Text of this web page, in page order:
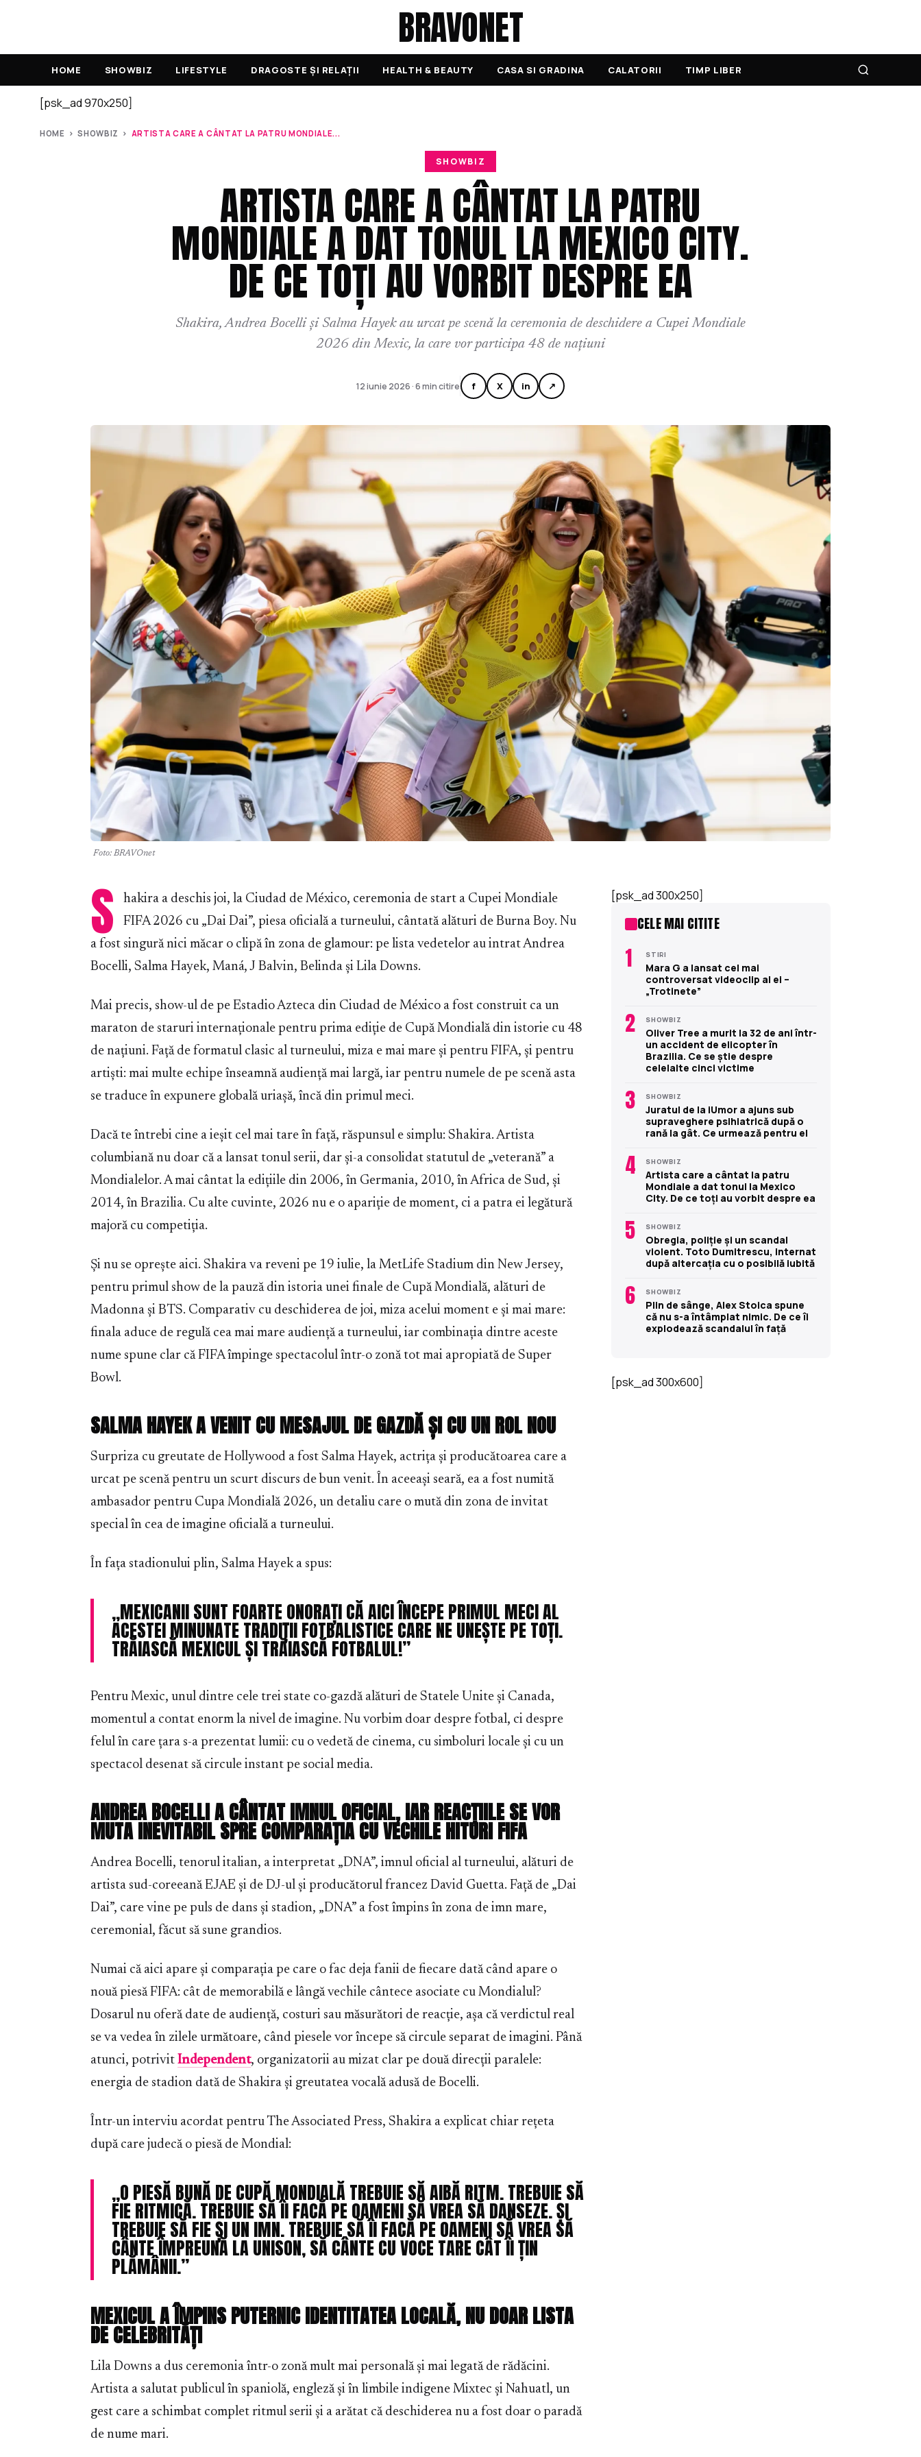
BRAVONET
HOME SHOWBIZ LIFESTYLE DRAGOSTE ȘI RELAȚII HEALTH & BEAUTY CASA SI GRADINA CALATORII TIMP LIBER
[psk_ad 970x250]
HOME ›SHOWBIZ › ARTISTA CARE A CÂNTAT LA PATRU MONDIALE...
SHOWBIZ
ARTISTA CARE A CÂNTAT LA PATRU
MONDIALE A DAT TONUL LA MEXICO CITY.
DE CE TOȚI AU VORBIT DESPRE EA
Shakira, Andrea Bocelli și Salma Hayek au urcat pe scenă la ceremonia de deschidere a Cupei Mondiale
2026 din Mexic, la care vor participa 48 de națiuni
12 iunie 2026 · 6 min citire f X in ↗
Foto: BRAVOnet
S
hakira a deschis joi, la Ciudad de México, ceremonia de start a Cupei Mondiale
FIFA 2026 cu „Dai Dai”, piesa oficială a turneului, cântată alături de Burna Boy. Nu
a fost singură nici măcar o clipă în zona de glamour: pe lista vedetelor au intrat Andrea
Bocelli, Salma Hayek, Maná, J Balvin, Belinda și Lila Downs.
Mai precis, show-ul de pe Estadio Azteca din Ciudad de México a fost construit ca un
maraton de staruri internaționale pentru prima ediție de Cupă Mondială din istorie cu 48
de națiuni. Față de formatul clasic al turneului, miza e mai mare și pentru FIFA, și pentru
artiști: mai multe echipe înseamnă audiență mai largă, iar pentru numele de pe scenă asta
se traduce în expunere globală uriașă, încă din primul meci.
Dacă te întrebi cine a ieșit cel mai tare în față, răspunsul e simplu: Shakira. Artista
columbiană nu doar că a lansat tonul serii, dar și-a consolidat statutul de „veterană” a
Mondialelor. A mai cântat la edițiile din 2006, în Germania, 2010, în Africa de Sud, și
2014, în Brazilia. Cu alte cuvinte, 2026 nu e o apariție de moment, ci a patra ei legătură
majoră cu competiția.
Și nu se oprește aici. Shakira va reveni pe 19 iulie, la MetLife Stadium din New Jersey,
pentru primul show de la pauză din istoria unei finale de Cupă Mondială, alături de
Madonna și BTS. Comparativ cu deschiderea de joi, miza acelui moment e și mai mare:
finala aduce de regulă cea mai mare audiență a turneului, iar combinația dintre aceste
nume spune clar că FIFA împinge spectacolul într-o zonă tot mai apropiată de Super
Bowl.
SALMA HAYEK A VENIT CU MESAJUL DE GAZDĂ ȘI CU UN ROL NOU
Surpriza cu greutate de Hollywood a fost Salma Hayek, actrița și producătoarea care a
urcat pe scenă pentru un scurt discurs de bun venit. În aceeași seară, ea a fost numită
ambasador pentru Cupa Mondială 2026, un detaliu care o mută din zona de invitat
special în cea de imagine oficială a turneului.
În fața stadionului plin, Salma Hayek a spus:
„MEXICANII SUNT FOARTE ONORAȚI CĂ AICI ÎNCEPE PRIMUL MECI AL
ACESTEI MINUNATE TRADIȚII FOTBALISTICE CARE NE UNEȘTE PE TOȚI.
TRĂIASCĂ MEXICUL ȘI TRĂIASCĂ FOTBALUL!”
Pentru Mexic, unul dintre cele trei state co-gazdă alături de Statele Unite și Canada,
momentul a contat enorm la nivel de imagine. Nu vorbim doar despre fotbal, ci despre
felul în care țara s-a prezentat lumii: cu o vedetă de cinema, cu simboluri locale și cu un
spectacol desenat să circule instant pe social media.
ANDREA BOCELLI A CÂNTAT IMNUL OFICIAL, IAR REACȚIILE SE VOR
MUTA INEVITABIL SPRE COMPARAȚIA CU VECHILE HITURI FIFA
Andrea Bocelli, tenorul italian, a interpretat „DNA”, imnul oficial al turneului, alături de
artista sud-coreeană EJAE și de DJ-ul și producătorul francez David Guetta. Față de „Dai
Dai”, care vine pe puls de dans și stadion, „DNA” a fost împins în zona de imn mare,
ceremonial, făcut să sune grandios.
Numai că aici apare și comparația pe care o fac deja fanii de fiecare dată când apare o
nouă piesă FIFA: cât de memorabilă e lângă vechile cântece asociate cu Mondialul?
Dosarul nu oferă date de audiență, costuri sau măsurători de reacție, așa că verdictul real
se va vedea în zilele următoare, când piesele vor începe să circule separat de imagini. Până
atunci, potrivit Independent, organizatorii au mizat clar pe două direcții paralele:
energia de stadion dată de Shakira și greutatea vocală adusă de Bocelli.
Într-un interviu acordat pentru The Associated Press, Shakira a explicat chiar rețeta
după care judecă o piesă de Mondial:
„O PIESĂ BUNĂ DE CUPĂ MONDIALĂ TREBUIE SĂ AIBĂ RITM. TREBUIE SĂ
FIE RITMICĂ. TREBUIE SĂ ÎI FACĂ PE OAMENI SĂ VREA SĂ DANSEZE. ȘI
TREBUIE SĂ FIE ȘI UN IMN. TREBUIE SĂ ÎI FACĂ PE OAMENI SĂ VREA SĂ
CÂNTE ÎMPREUNĂ LA UNISON, SĂ CÂNTE CU VOCE TARE CÂT ÎI ȚIN
PLĂMÂNII.”
MEXICUL A ÎMPINS PUTERNIC IDENTITATEA LOCALĂ, NU DOAR LISTA
DE CELEBRITĂȚI
Lila Downs a dus ceremonia într-o zonă mult mai personală și mai legată de rădăcini.
Artista a salutat publicul în spaniolă, engleză și în limbile indigene Mixtec și Nahuatl, un
gest care a schimbat complet ritmul serii și a arătat că deschiderea nu a fost doar o paradă
de nume mari.
[psk_ad 300x250]
CELE MAI CITITE
1 STIRI
Mara G a lansat cel mai
controversat videoclip al ei –
„Trotinete”
2 SHOWBIZ
Oliver Tree a murit la 32 de ani într-
un accident de elicopter în
Brazilia. Ce se știe despre
celelalte cinci victime
3 SHOWBIZ
Juratul de la iUmor a ajuns sub
supraveghere psihiatrică după o
rană la gât. Ce urmează pentru el
4 SHOWBIZ
Artista care a cântat la patru
Mondiale a dat tonul la Mexico
City. De ce toți au vorbit despre ea
5 SHOWBIZ
Obregia, poliție și un scandal
violent. Toto Dumitrescu, internat
după altercația cu o posibilă iubită
6 SHOWBIZ
Plin de sânge, Alex Stoica spune
că nu s-a întâmplat nimic. De ce îi
explodează scandalul în față
[psk_ad 300x600]